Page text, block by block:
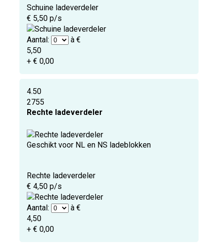
Schuine ladeverdeler
€ 5,50 p/s
Aantal:
à €
5,50
+ € 0,00
4.50
2755
Rechte ladeverdeler
Geschikt voor NL en NS ladeblokken
Rechte ladeverdeler
€ 4,50 p/s
Aantal:
à €
4,50
+ € 0,00